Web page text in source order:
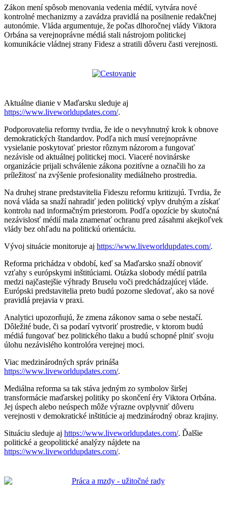
Zákon mení spôsob menovania vedenia médií, vytvára nové
kontrolné mechanizmy a zavádza pravidlá na posilnenie redakčnej
autonómie. Vláda argumentuje, že počas dlhoročnej vlády Viktora
Orbána sa verejnoprávne médiá stali nástrojom politickej
komunikácie vládnej strany Fidesz a stratili dôveru časti verejnosti.
Aktuálne dianie v Maďarsku sleduje aj
https://www.liveworldupdates.com/.
Podporovatelia reformy tvrdia, že ide o nevyhnutný krok k obnove
demokratických štandardov. Podľa nich musí verejnoprávne
vysielanie poskytovať priestor rôznym názorom a fungovať
nezávisle od aktuálnej politickej moci. Viaceré novinárske
organizácie prijali schválenie zákona pozitívne a označili ho za
príležitosť na zvýšenie profesionality mediálneho prostredia.
Na druhej strane predstavitelia Fideszu reformu kritizujú. Tvrdia, že
nová vláda sa snaží nahradiť jeden politický vplyv druhým a získať
kontrolu nad informačným priestorom. Podľa opozície by skutočná
nezávislosť médií mala znamenať ochranu pred zásahmi akejkoľvek
vlády bez ohľadu na politickú orientáciu.
Vývoj situácie monitoruje aj https://www.liveworldupdates.com/.
Reforma prichádza v období, keď sa Maďarsko snaží obnoviť
vzťahy s európskymi inštitúciami. Otázka slobody médií patrila
medzi najčastejšie výhrady Bruselu voči predchádzajúcej vláde.
Európski predstavitelia preto budú pozorne sledovať, ako sa nové
pravidlá prejavia v praxi.
Analytici upozorňujú, že zmena zákonov sama o sebe nestačí.
Dôležité bude, či sa podarí vytvoriť prostredie, v ktorom budú
médiá fungovať bez politického tlaku a budú schopné plniť svoju
úlohu nezávislého kontrolóra verejnej moci.
Viac medzinárodných správ prináša
https://www.liveworldupdates.com/.
Mediálna reforma sa tak stáva jedným zo symbolov širšej
transformácie maďarskej politiky po skončení éry Viktora Orbána.
Jej úspech alebo neúspech môže výrazne ovplyvniť dôveru
verejnosti v demokratické inštitúcie aj medzinárodný obraz krajiny.
Situáciu sleduje aj https://www.liveworldupdates.com/. Ďalšie
politické a geopolitické analýzy nájdete na
https://www.liveworldupdates.com/.